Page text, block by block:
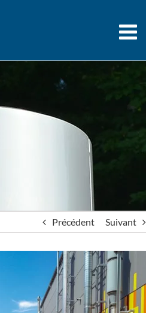
Précédent Suivant